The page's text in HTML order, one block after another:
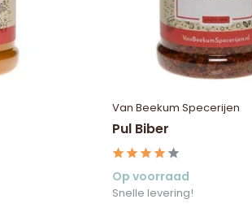
Van Beekum Specerijen
Pul Biber
Op voorraad
Snelle levering!